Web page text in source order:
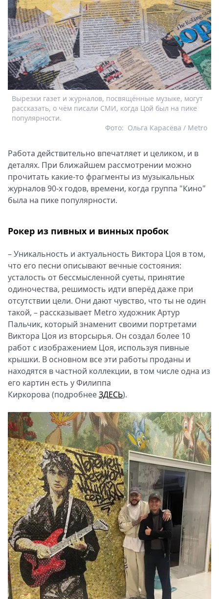
Вырезки газет и журналов, посвящённые музыке, могут
рассказать, о чём писали СМИ, когда Цой был на пике
популярности.
Ольга Карасёва / Metro
Фото:
Работа действительно впечатляет и целиком, и в
деталях. При ближайшем рассмотрении можно
прочитать какие-то фрагменты из музыкальных
журналов 90-х годов, времени, когда группа "Кино"
была на пике популярности.
Рокер из пивных и винных пробок
– Уникальность и актуальность Виктора Цоя в том,
что его песни описывают вечные состояния:
усталость от бессмысленной суеты, принятие
одиночества, решимость идти вперёд даже при
отсутствии цели. Они дают чувство, что ты не один
такой, – рассказывает Metrо художник Артур
Пальчик, который знаменит своими портретами
Виктора Цоя из вторсырья. Он создал более 10
работ с изображением Цоя, используя пивные
крышки. В основном все эти работы проданы и
находятся в частной коллекции, в том числе одна из
его картин есть у Филиппа
Киркорова (подробнееЗДЕСЬ).